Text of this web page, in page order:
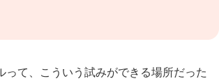
て、こういう試みができる場所だった